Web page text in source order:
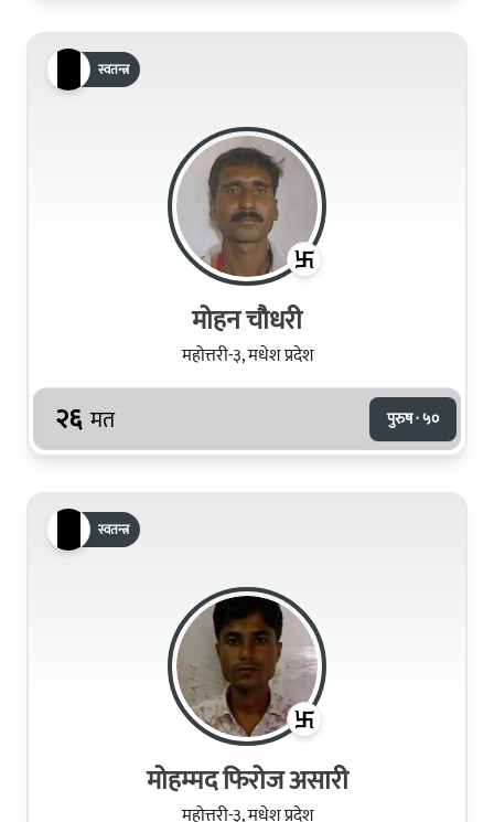
स्वतन्त्र
मोहन चौधरी
महोत्तरी-३, मधेश प्रदेश
२६ मत पुरुष · ५०
स्वतन्त्र
मोहम्मद फिरोज असारी
महोत्तरी-३, मधेश प्रदेश